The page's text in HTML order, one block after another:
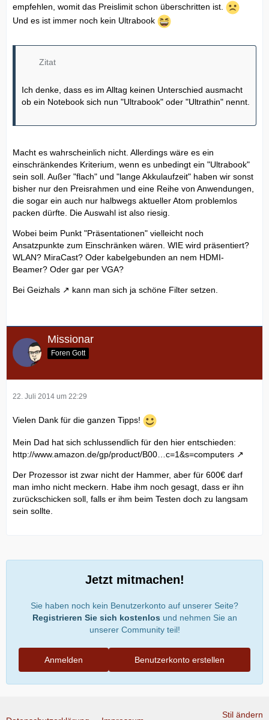
empfehlen, womit das Preislimit schon überschritten ist.
Und es ist immer noch kein Ultrabook
Zitat
Ich denke, dass es im Alltag keinen Unterschied ausmacht
ob ein Notebook sich nun "Ultrabook" oder "Ultrathin" nennt.
Macht es wahrscheinlich nicht. Allerdings wäre es ein
einschränkendes Kriterium, wenn es unbedingt ein "Ultrabook"
sein soll. Außer "flach" und "lange Akkulaufzeit" haben wir sonst
bisher nur den Preisrahmen und eine Reihe von Anwendungen,
die sogar ein auch nur halbwegs aktueller Atom problemlos
packen dürfte. Die Auswahl ist also riesig.
Wobei beim Punkt "Präsentationen" vielleicht noch
Ansatzpunkte zum Einschränken wären. WIE wird präsentiert?
WLAN? MiraCast? Oder kabelgebunden an nem HDMI-
Beamer? Oder gar per VGA?
Bei Geizhals kann man sich ja schöne Filter setzen.
Missionar
Foren Gott
22. Juli 2014 um 22:29
Vielen Dank für die ganzen Tipps!
Mein Dad hat sich schlussendlich für den hier entschieden:
http://www.amazon.de/gp/product/B00…c=1&s=computers
Der Prozessor ist zwar nicht der Hammer, aber für 600€ darf
man imho nicht meckern. Habe ihm noch gesagt, dass er ihn
zurückschicken soll, falls er ihm beim Testen doch zu langsam
sein sollte.
Jetzt mitmachen!
Sie haben noch kein Benutzerkonto auf unserer Seite?
Registrieren Sie sich kostenlos und nehmen Sie an
unserer Community teil!
Benutzerkonto erstellen
Anmelden
Stil ändern